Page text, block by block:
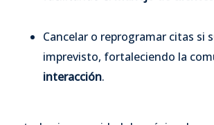
Cancelar o reprogramar citas si
imprevisto, fortaleciendo la
interacción.